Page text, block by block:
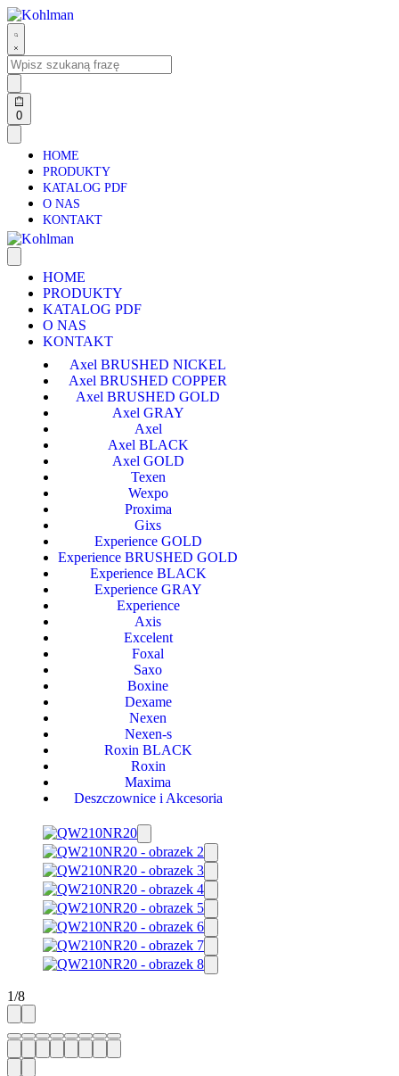
0
HOME
PRODUKTY
KATALOG PDF
O NAS
KONTAKT
HOME
PRODUKTY
KATALOG PDF
O NAS
KONTAKT
Axel BRUSHED NICKEL
Axel BRUSHED COPPER
Axel BRUSHED GOLD
Axel GRAY
Axel
Axel BLACK
Axel GOLD
Texen
Wexpo
Proxima
Gixs
Experience GOLD
Experience BRUSHED GOLD
Experience BLACK
Experience GRAY
Experience
Axis
Excelent
Foxal
Saxo
Boxine
Dexame
Nexen
Nexen-s
Roxin BLACK
Roxin
Maxima
Deszczownice i Akcesoria
1/8